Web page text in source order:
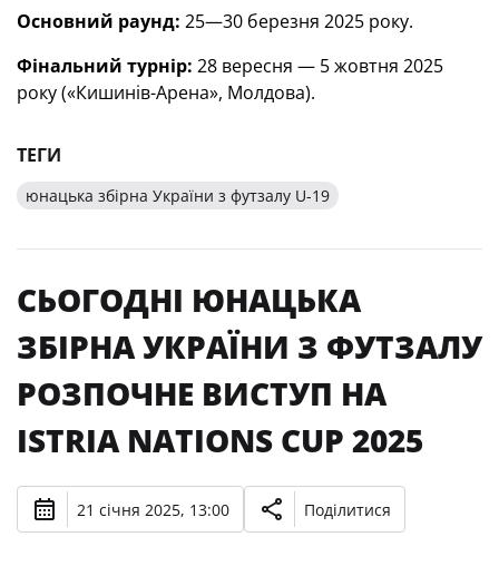
Основний раунд: 25—30 березня 2025 року.
Фінальний турнір: 28 вересня — 5 жовтня 2025
року («Кишинів-Арена», Молдова).
ТЕГИ
юнацька збірна України з футзалу U-19
СЬОГОДНІ ЮНАЦЬКА
ЗБІРНА УКРАЇНИ З ФУТЗАЛУ
РОЗПОЧНЕ ВИСТУП НА
ISTRIA NATIONS CUP 2025
21 січня 2025, 13:00 Поділитися